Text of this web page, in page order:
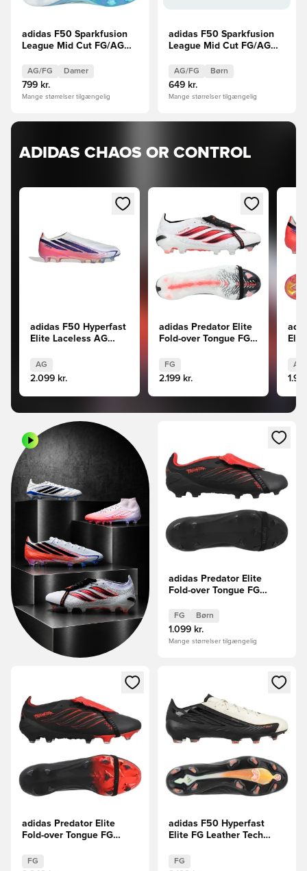
Åbner en Modal til at logge ind eller tilmelde dig som
adidas F50 Hyperfast
Elite Laceless AG
AG
2.099 kr.
Åbner en Modal til at logge
adidas Predator Elite
Fold-over Tongue FG
FG
2.199 kr.
AG
ADIDAS CHAOS OR CONTROL
adidas F50 Sparkfusion
League Mid Cut FG/AG
AG/FG Damer
799 kr.
Mange størrelser tilgængelig
adidas F50 Sparkfusion
League Mid Cut FG/AG
Børn
AG/FG Børn
649 kr.
Mange størrelser tilgængelig
Åbner en Modal til at logge
adidas Predator Elite
Fold-over Tongue FG
LIMITED EDITION
FG Børn
1.099 kr.
Mange størrelser tilgængelig
Åbner en Modal til at logge ind eller tilmelde dig som
adidas Predator Elite
Fold-over Tongue FG
EDITION
FG
Åbner en Modal til at logge
adidas F50 Hyperfast
Elite FG Leather Tech
FG